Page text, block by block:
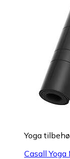
Yoga
Casall